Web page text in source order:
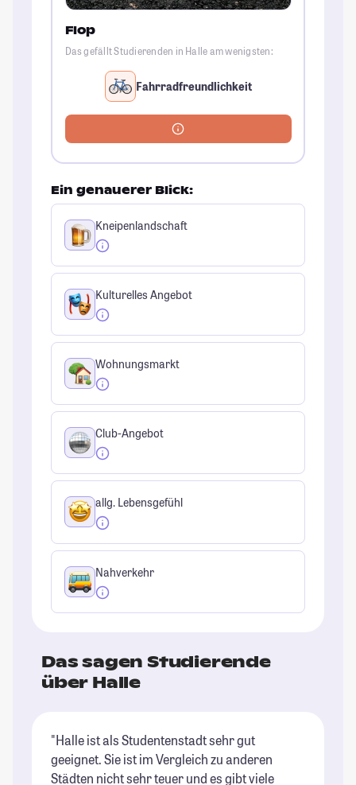
Flop
Das gefällt Studierenden in Halle am wenigsten:
Fahrradfreundlichkeit
Ein genauerer Blick:
Kneipenlandschaft
Kulturelles Angebot
Wohnungsmarkt
Club-Angebot
allg. Lebensgefühl
Nahverkehr
Das sagen Studierende
über Halle
"Halle ist als Studentenstadt sehr gut
geeignet. Sie ist im Vergleich zu anderen
Städten nicht sehr teuer und es gibt viele